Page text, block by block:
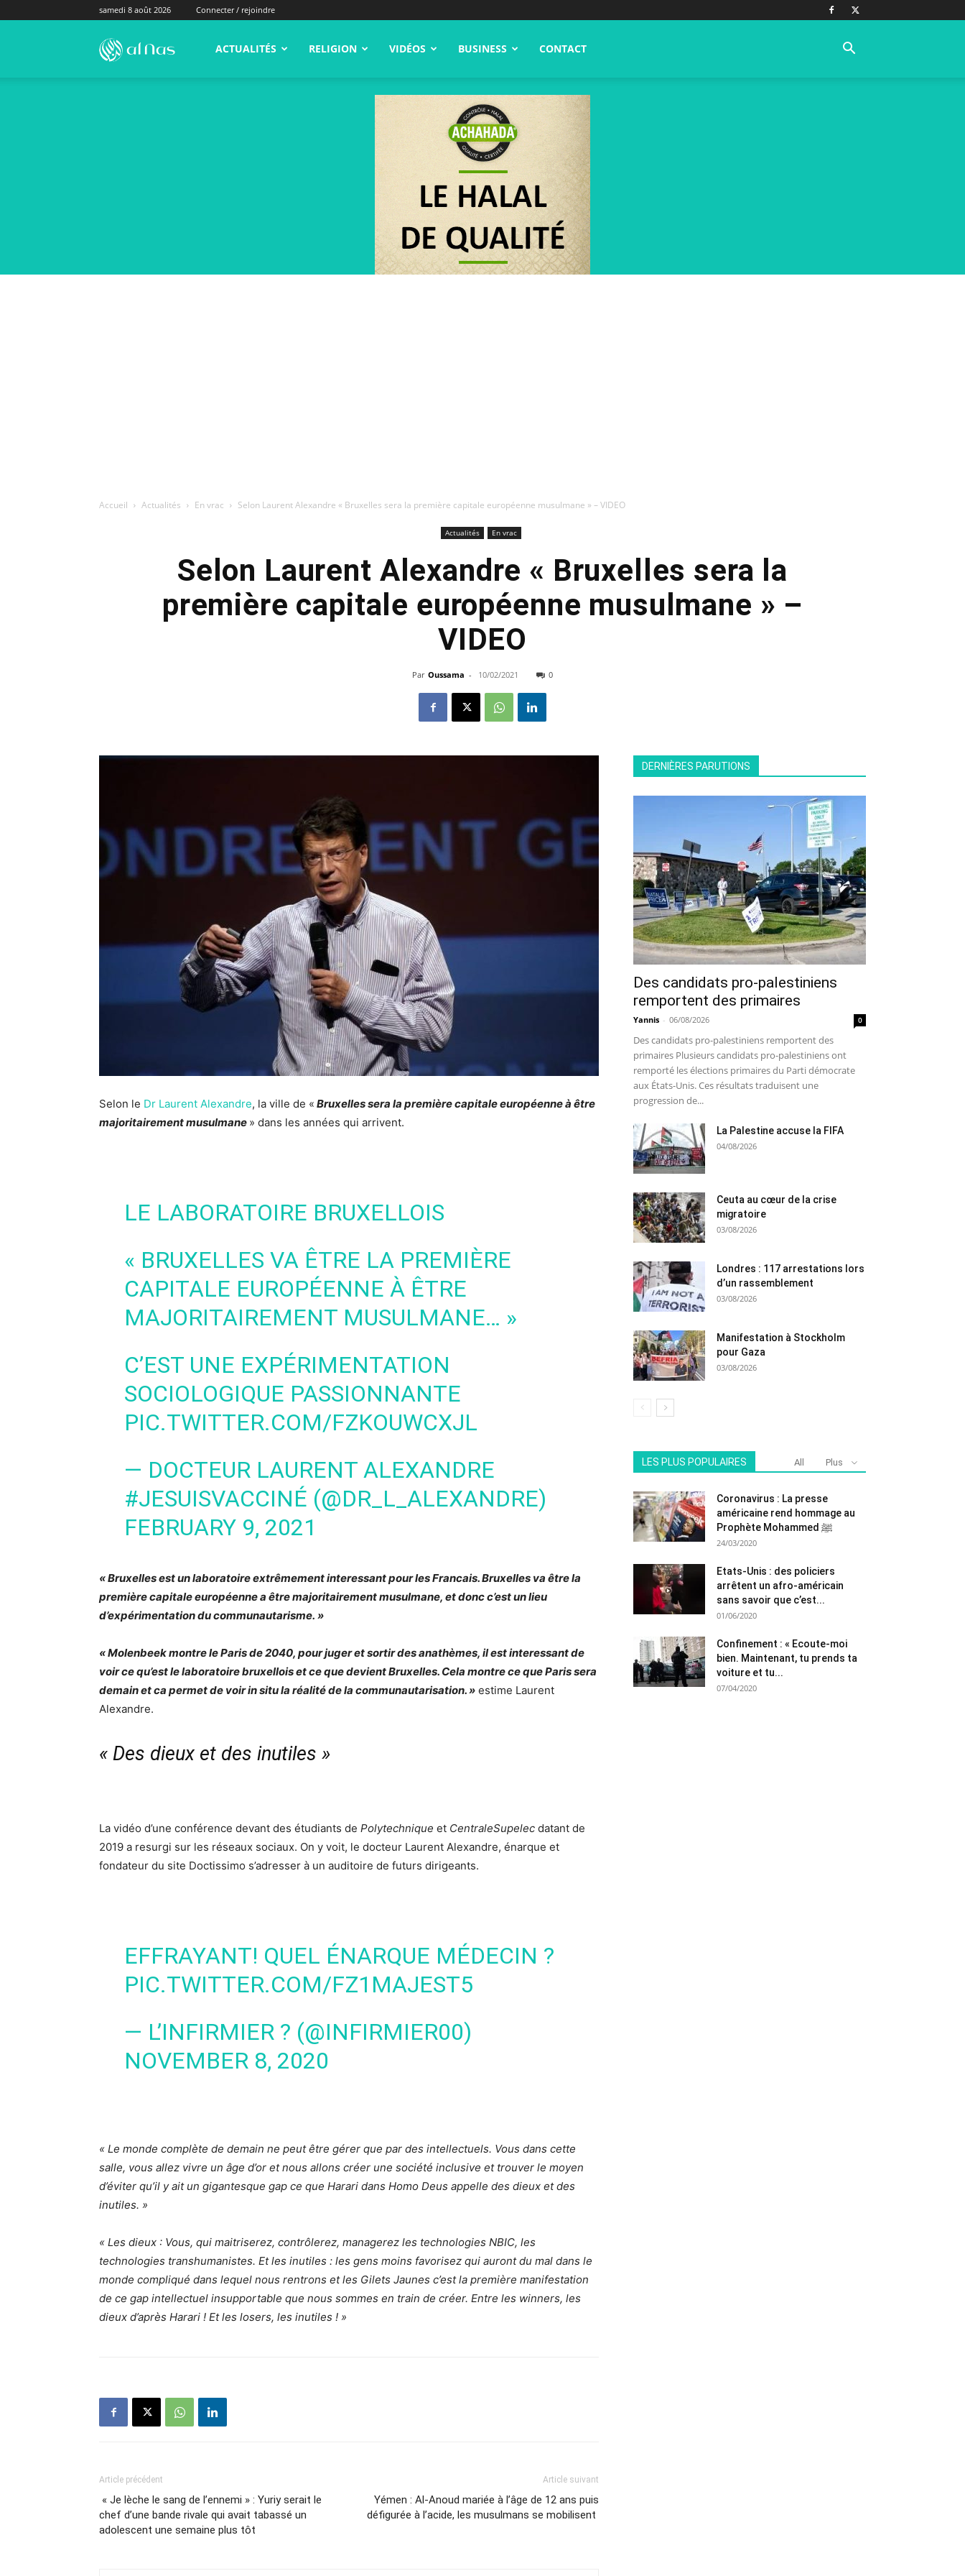
samedi 8 août 2026 Connecter / rejoindre
alNas.fr ACTUALITÉS RELIGION VIDÉOS BUSINESS CONTACT
Accueil Actualités En vrac Selon Laurent Alexandre « Bruxelles sera la première capitale européenne musulmane » – VIDEO
Actualités En vrac
Selon Laurent Alexandre « Bruxelles sera la
première capitale européenne musulmane » –
VIDEO
Par Oussama - 10/02/2021 0
Selon le Dr Laurent Alexandre, la ville de « Bruxelles sera la première capitale européenne à être
majoritairement musulmane » dans les années qui arrivent.
LE LABORATOIRE BRUXELLOIS
« BRUXELLES VA ÊTRE LA PREMIÈRE
CAPITALE EUROPÉENNE À ÊTRE
MAJORITAIREMENT MUSULMANE… »
C’EST UNE EXPÉRIMENTATION
SOCIOLOGIQUE PASSIONNANTE
PIC.TWITTER.COM/FZKOUWCXJL
— DOCTEUR LAURENT ALEXANDRE
#JESUISVACCINÉ (@DR_L_ALEXANDRE)
FEBRUARY 9, 2021
« Bruxelles est un laboratoire extrêmement interessant pour les Francais. Bruxelles va être la
première capitale européenne a être majoritairement musulmane, et donc c’est un lieu
d’expérimentation du communautarisme. »
« Molenbeek montre le Paris de 2040, pour juger et sortir des anathèmes, il est interessant de
voir ce qu’est le laboratoire bruxellois et ce que devient Bruxelles. Cela montre ce que Paris sera
demain et ca permet de voir in situ la réalité de la communautarisation. » estime Laurent
Alexandre.
« Des dieux et des inutiles »
La vidéo d’une conférence devant des étudiants de Polytechnique et CentraleSupelec datant de
2019 a resurgi sur les réseaux sociaux. On y voit, le docteur Laurent Alexandre, énarque et
fondateur du site Doctissimo s’adresser à un auditoire de futurs dirigeants.
EFFRAYANT! QUEL ÉNARQUE MÉDECIN ?
PIC.TWITTER.COM/FZ1MAJEST5
— L’INFIRMIER ? (@INFIRMIER00)
NOVEMBER 8, 2020
« Le monde complète de demain ne peut être gérer que par des intellectuels. Vous dans cette
salle, vous allez vivre un âge d’or et nous allons créer une société inclusive et trouver le moyen
d’éviter qu’il y ait un gigantesque gap ce que Harari dans Homo Deus appelle des dieux et des
inutiles. »
« Les dieux : Vous, qui maitriserez, contrôlerez, managerez les technologies NBIC, les
technologies transhumanistes. Et les inutiles : les gens moins favorisez qui auront du mal dans le
monde compliqué dans lequel nous rentrons et les Gilets Jaunes c’est la première manifestation
de ce gap intellectuel insupportable que nous sommes en train de créer. Entre les winners, les
dieux d’après Harari ! Et les losers, les inutiles ! »
Article précédent
« Je lèche le sang de l’ennemi » : Yuriy serait le
chef d’une bande rivale qui avait tabassé un
adolescent une semaine plus tôt
Article suivant
Yémen : Al-Anoud mariée à l’âge de 12 ans puis
défigurée à l’acide, les musulmans se mobilisent
DERNIÈRES PARUTIONS
Des candidats pro-palestiniens
remportent des primaires
Yannis - 06/08/2026 0
Des candidats pro-palestiniens remportent des
primaires Plusieurs candidats pro-palestiniens ont
remporté les élections primaires du Parti démocrate
aux États-Unis. Ces résultats traduisent une
progression de...
La Palestine accuse la FIFA
04/08/2026
Ceuta au cœur de la crise
migratoire
03/08/2026
Londres : 117 arrestations lors
d’un rassemblement
03/08/2026
Manifestation à Stockholm
pour Gaza
03/08/2026
LES PLUS POPULAIRES All Plus
Coronavirus : La presse
américaine rend hommage au
Prophète Mohammed ﷺ
24/03/2020
Etats-Unis : des policiers
arrêtent un afro-américain
sans savoir que c’est...
01/06/2020
Confinement : « Ecoute-moi
bien. Maintenant, tu prends ta
voiture et tu...
07/04/2020